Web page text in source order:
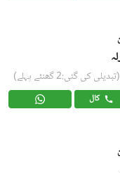
(تبدیلی کی گئی:2 گھنٹے پہلے)
کال